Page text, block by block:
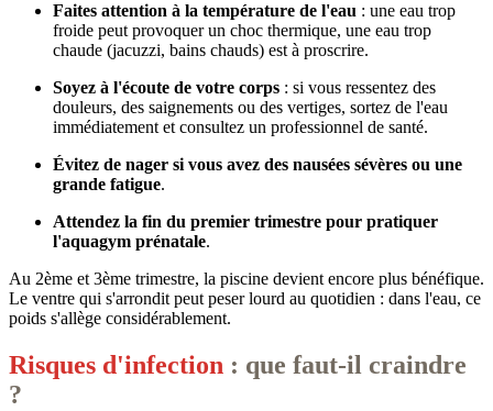
Faites attention à la température de l'eau : une eau trop
froide peut provoquer un choc thermique, une eau trop
chaude (jacuzzi, bains chauds) est à proscrire.
Soyez à l'écoute de votre corps : si vous ressentez des
douleurs, des saignements ou des vertiges, sortez de l'eau
immédiatement et consultez un professionnel de santé.
Évitez de nager si vous avez des nausées sévères ou une
grande fatigue.
Attendez la fin du premier trimestre pour pratiquer
l'aquagym prénatale.
Au 2ème et 3ème trimestre, la piscine devient encore plus bénéfique.
Le ventre qui s'arrondit peut peser lourd au quotidien : dans l'eau, ce
poids s'allège considérablement.
Risques d'infection : que faut-il craindre
?